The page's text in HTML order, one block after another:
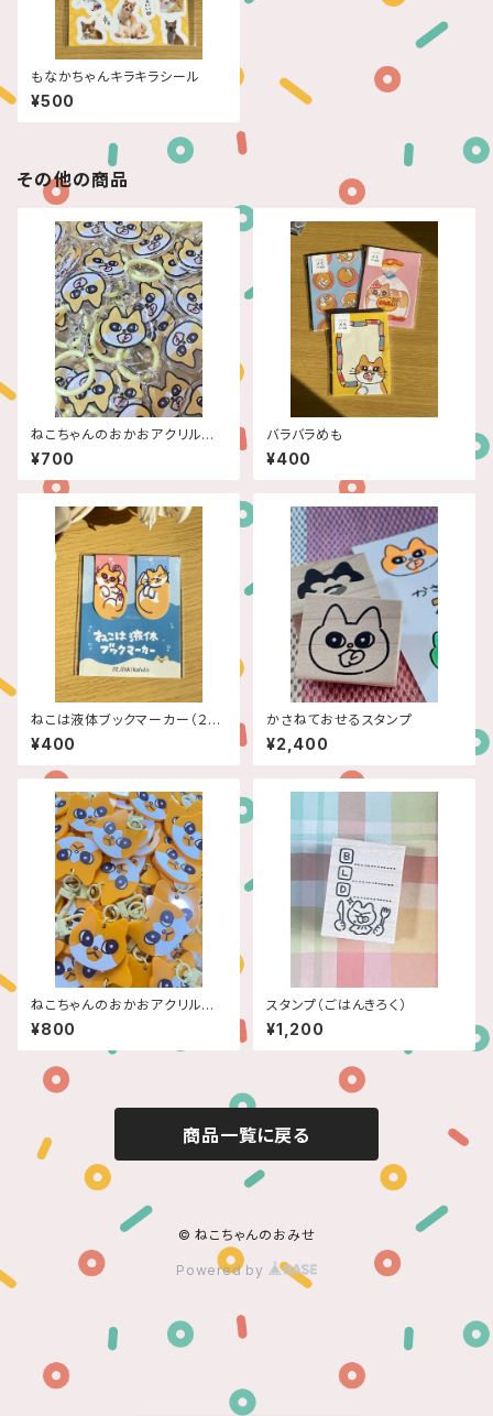
もなかちゃんキラキラシール
¥500
その他の商品
ねこちゃんのおかおアクリルチャ
ーム
¥700
バラバラめも
¥400
ねこは液体ブックマーカー（２個
セット）
¥400
かさねておせるスタンプ
¥2,400
ねこちゃんのおかおアクリルキ
ーホルダー
¥800
スタンプ（ごはんきろく）
¥1,200
商品一覧に戻る
© ねこちゃんのおみせ
Powered by